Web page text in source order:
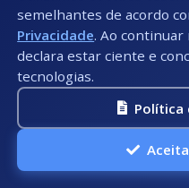
Horário de
Segunda à Sexta:
semelhantes de acordo
Privacidade. Ao continuar
declara estar ciente e
tecnologias.
Política